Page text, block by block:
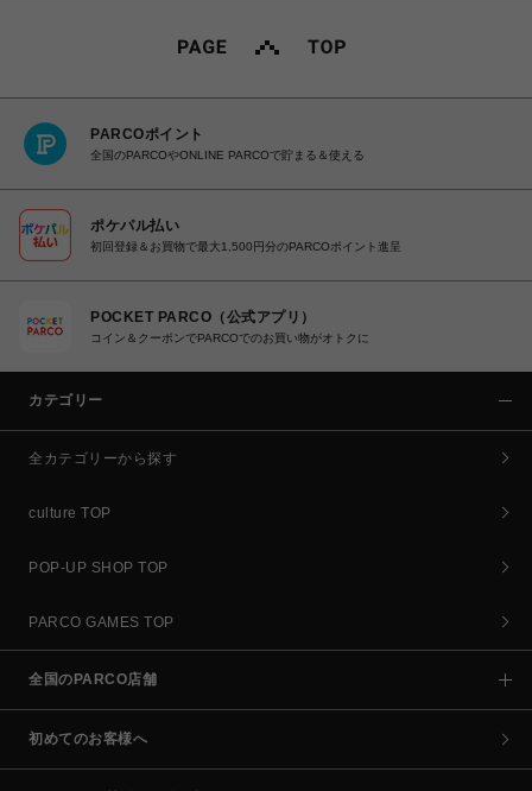
PARCOポイント
全国のPARCOやONLINE PARCOで貯まる＆使える
ポケパル払い
初回登録＆お買物で最大1,500円分のPARCOポイント進呈
POCKET PARCO（公式アプリ）
コイン＆クーポンでPARCOでのお買い物がオトクに
カテゴリー
全カテゴリーから探す
culture TOP
POP-UP SHOP TOP
PARCO GAMES TOP
全国のPARCO店舗
初めてのお客様へ